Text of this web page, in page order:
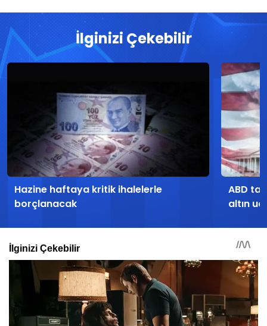
İlginizi Çekebilir
Hazine haftaya kritik ihalelerle
borçlanacak
ABD
altın